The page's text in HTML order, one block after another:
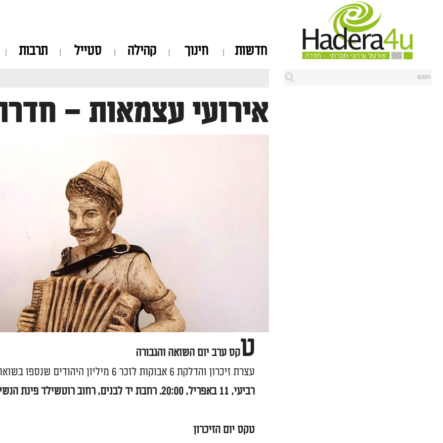
חדשות חינוך קהילה סטייל תרבות
אירועי עצמאות – חדרה
טקס ערב יום השואה והגבורה
עצרת זיכרון והדלקת 6 אבוקות לזכר 6 מיליון היהודים שנספו בשואה.
רביעי, 11 באפריל, 20:00. רחבת יד לבנים, רחוב רוטשילד פינת הנשיא
טקס יום הזיכרון